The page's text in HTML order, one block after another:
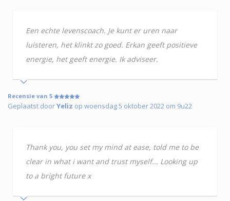
Een echte levenscoach. Je kunt er uren naar
luisteren, het klinkt zo goed. Erkan geeft positieve
energie, het geeft energie. Ik adviseer.
Recensie van 5
Geplaatst doorYeliz op woensdag 5 oktober 2022 om 9u22
Thank you, you set my mind at ease, told me to be
clear in what i want and trust myself... Looking up
to a bright future x